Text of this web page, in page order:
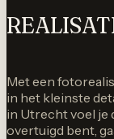
Met een
in het kleinste
in Utrecht voel je
overtuigd bent,